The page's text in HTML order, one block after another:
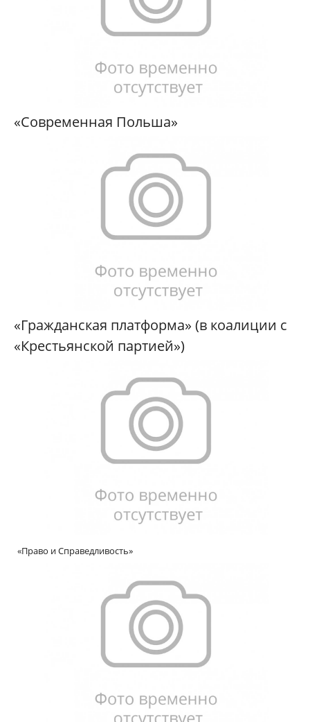
«Современная Польша»
«Гражданская платформа» (в коалиции с
«Крестьянской партией»)
«Право и Справедливость»